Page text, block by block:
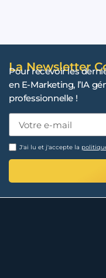
La Newsletter
Pour recevoir les
en E-Marketing, l’IA
professionnelle !
J'ai lu et j'accepte la